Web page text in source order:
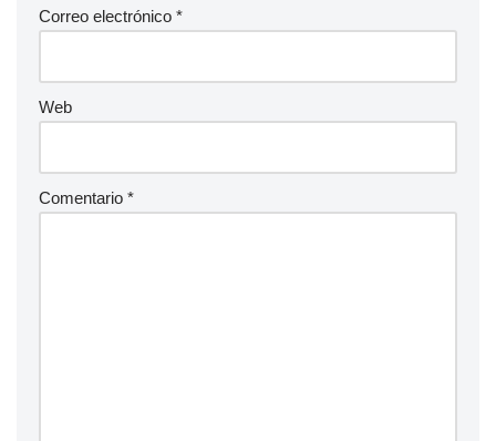
Correo electrónico *
Web
Comentario *